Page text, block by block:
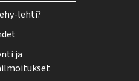
lehti?
ja